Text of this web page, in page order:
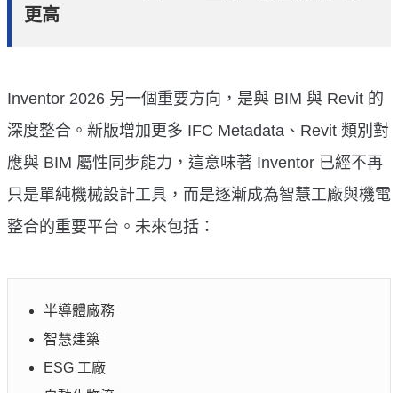
更高
Inventor 2026 另一個重要方向，是與 BIM 與 Revit 的
深度整合。新版增加更多 IFC Metadata、Revit 類別對
應與 BIM 屬性同步能力，這意味著 Inventor 已經不再
只是單純機械設計工具，而是逐漸成為智慧工廠與機電
整合的重要平台。未來包括：
半導體廠務
智慧建築
ESG 工廠